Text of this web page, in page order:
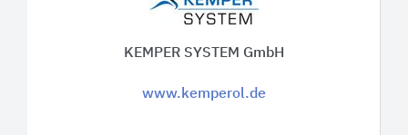
KEMPER SYSTEM GmbH
www.kemperol.de